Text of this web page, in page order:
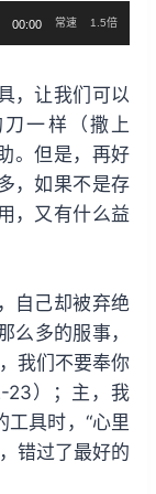
00:00 常速 1.5倍
，让我们可以
一样（撒上
。但是，再好
，如果不是存
，又有什么益
自己却被弃绝
么多的服事，
我们不要奉你
23）；主，我
工具时，“心里
错过了最好的